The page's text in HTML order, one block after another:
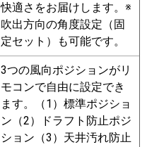
快適さをお届けします。※
吹出方向の角度設定（固
定セット）も可能です。
3つの風向ポジションがリ
モコンで自由に設定でき
ます。（1）標準ポジショ
ン（2）ドラフト防止ポジ
ション（3）天井汚れ防止